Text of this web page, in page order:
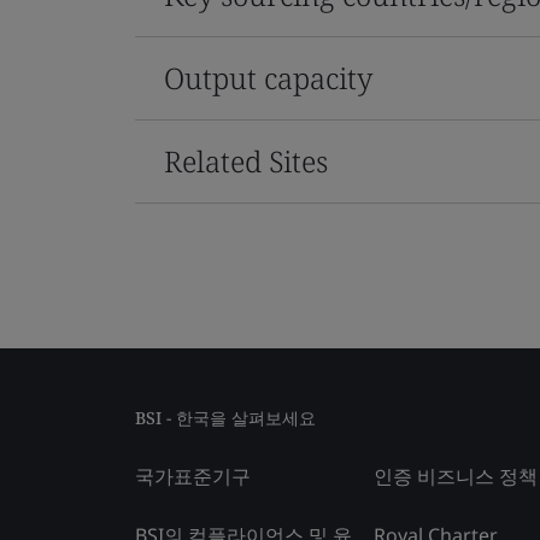
Output capacity
Related Sites
BSI - 한국을 살펴보세요
국가표준기구 인증 비즈니스 정책